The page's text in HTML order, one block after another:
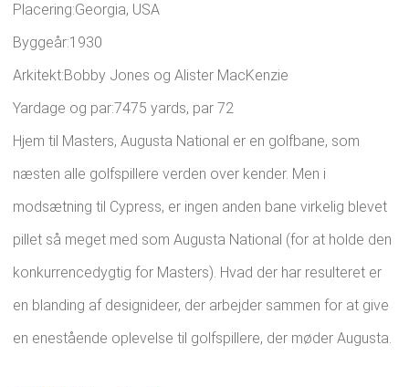
Placering:Georgia, USA
Byggeår:1930
Arkitekt:Bobby Jones og Alister MacKenzie
Yardage og par:7475 yards, par 72
Hjem til Masters, Augusta National er en golfbane, som
næsten alle golfspillere verden over kender. Men i
modsætning til Cypress, er ingen anden bane virkelig blevet
pillet så meget med som Augusta National (for at holde den
konkurrencedygtig for Masters). Hvad der har resulteret er
en blanding af designideer, der arbejder sammen for at give
en enestående oplevelse til golfspillere, der møder Augusta.